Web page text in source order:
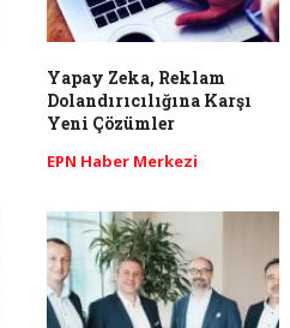
Yapay Zeka, Reklam
Dolandırıcılığına Karşı
Yeni Çözümler
EPN Haber Merkezi